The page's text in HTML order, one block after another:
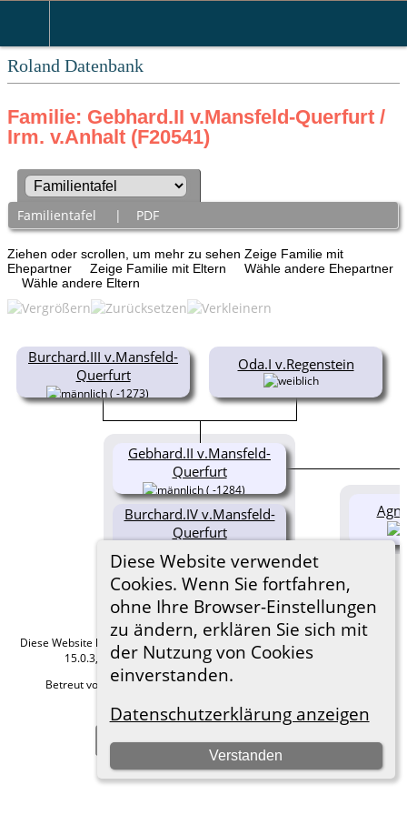
Roland Datenbank
Diese Website verwendet
Cookies. Wenn Sie fortfahren,
ohne Ihre Browser-Einstellungen
zu ändern, erklären Sie sich mit
der Nutzung von Cookies
einverstanden.
Datenschutzerklärung anzeigen
Verstanden
Familie: Gebhard.II v.Mansfeld-Querfurt /
Irm. v.Anhalt (F20541)
Familientafel | PDF
Ziehen oder scrollen, um mehr zu sehen Zeige Familie mit
Ehepartner
Zeige Familie mit Eltern
Wähle andere Ehepartner
Wähle andere Eltern
Burchard.III v.Mansfeld-
Querfurt
( -1273)
Oda.I v.Regenstein
Burchard.IV v.Mansfeld-
Querfurt
Gebhard.II v.Mansfeld-
Querfurt
( -1284)
Diese Website läuft mit The Next Generation of Genealogy Sitebuilding
15.0.3, programmiert von Darrin Lythgoe © 2001-2026.
Betreut von
Roland zu Dortmund e.V.. |
Hier geht es zum Impressum
Zur Desktop-Webseite wechseln